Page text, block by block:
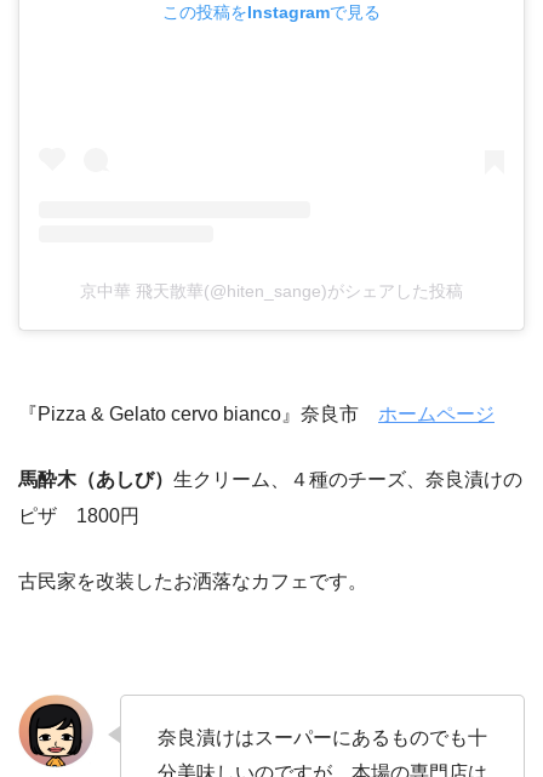
この投稿をInstagramで見る
京中華 飛天散華(@hiten_sange)がシェアした投稿
『Pizza & Gelato cervo bianco』奈良市 ホームページ
馬酔木（あしび） 生クリーム、４種のチーズ、奈良漬けの
ピザ 1800円
古民家を改装したお洒落なカフェです。
奈良漬けはスーパーにあるものでも十